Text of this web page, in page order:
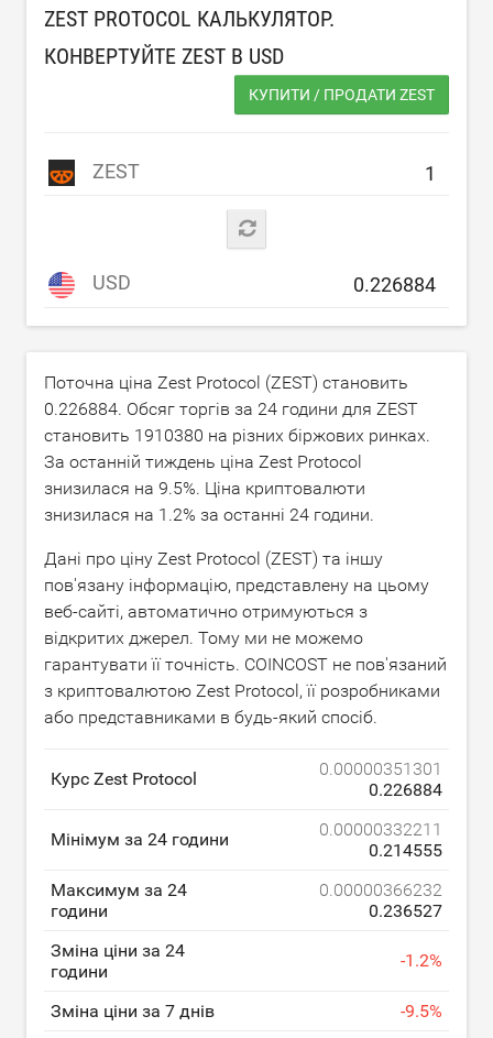
ZEST PROTOCOL КАЛЬКУЛЯТОР.
КОНВЕРТУЙТЕ ZEST В USD
КУПИТИ / ПРОДАТИ ZEST
ZEST
USD
Поточна ціна Zest Protocol (ZEST) становить
0.226884. Обсяг торгів за 24 години для ZEST
становить 1910380 на різних біржових ринках.
За останній тиждень ціна Zest Protocol
знизилася на 9.5%. Ціна криптовалюти
знизилася на 1.2% за останні 24 години.
Дані про ціну Zest Protocol (ZEST) та іншу
пов'язану інформацію, представлену на цьому
веб-сайті, автоматично отримуються з
відкритих джерел. Тому ми не можемо
гарантувати її точність. COINCOST не пов'язаний
з криптовалютою Zest Protocol, її розробниками
або представниками в будь-який спосіб.
Курс Zest Protocol
0.00000351301
0.226884
Мінімум за 24 години
0.00000332211
0.214555
Максимум за 24
години
0.00000366232
0.236527
Зміна ціни за 24
години
-1.2%
Зміна ціни за 7 днів -9.5%